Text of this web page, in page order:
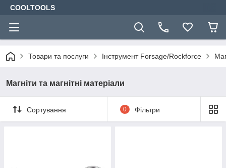
COOLTOOLS
Товари та послуги Інструмент Forsage/Rockforce
Магніти та магнітні матеріали
Сортування 0 Фільтри